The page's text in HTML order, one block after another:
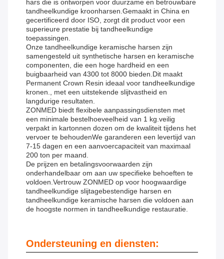
hars die is ontworpen voor duurzame en betrouwbare
tandheelkundige kroonharsen.Gemaakt in China en
gecertificeerd door ISO, zorgt dit product voor een
superieure prestatie bij tandheelkundige
toepassingen.
Onze tandheelkundige keramische harsen zijn
samengesteld uit synthetische harsen en keramische
componenten, die een hoge hardheid en een
buigbaarheid van 4300 tot 8000 bieden.Dit maakt
Permanent Crown Resin ideaal voor tandheelkundige
kronen., met een uitstekende slijtvastheid en
langdurige resultaten.
ZONMED biedt flexibele aanpassingsdiensten met
een minimale bestelhoeveelheid van 1 kg.veilig
verpakt in kartonnen dozen om de kwaliteit tijdens het
vervoer te behoudenWe garanderen een levertijd van
7-15 dagen en een aanvoercapaciteit van maximaal
200 ton per maand.
De prijzen en betalingsvoorwaarden zijn
onderhandelbaar om aan uw specifieke behoeften te
voldoen.Vertrouw ZONMED op voor hoogwaardige
tandheelkundige slijtagebestendige harsen en
tandheelkundige keramische harsen die voldoen aan
de hoogste normen in tandheelkundige restauratie.
Ondersteuning en diensten: